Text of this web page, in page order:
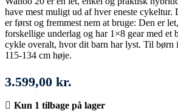
have mest muligt ud af hver eneste cykeltur.
er først og fremmest nem at bruge: Den er
forskellige underlag og har 1×8 gear med et
cykle overalt, hvor dit barn har lyst. Til børn
115-134 cm høje.
3.599,00 kr.
Kun 1 tilbage på lager